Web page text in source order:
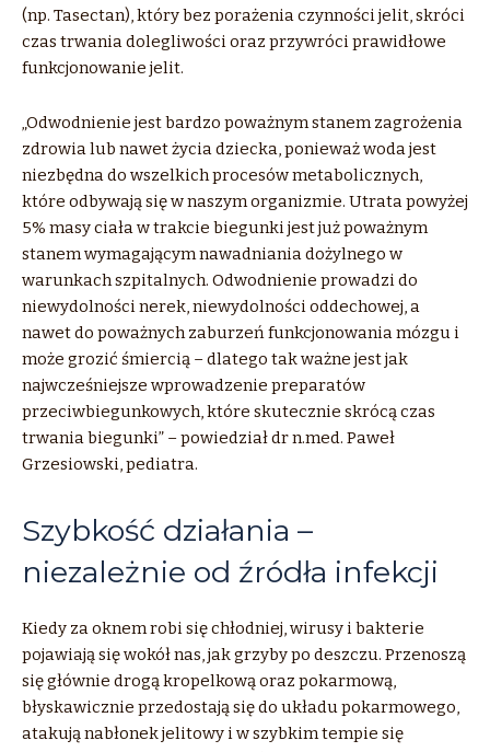
(np. Tasectan), który bez porażenia czynności jelit, skróci
czas trwania dolegliwości oraz przywróci prawidłowe
funkcjonowanie jelit.
„Odwodnienie jest bardzo poważnym stanem zagrożenia
zdrowia lub nawet życia dziecka, ponieważ woda jest
niezbędna do wszelkich procesów metabolicznych,
które odbywają się w naszym organizmie. Utrata powyżej
5% masy ciała w trakcie biegunki jest już poważnym
stanem wymagającym nawadniania dożylnego w
warunkach szpitalnych. Odwodnienie prowadzi do
niewydolności nerek, niewydolności oddechowej, a
nawet do poważnych zaburzeń funkcjonowania mózgu i
może grozić śmiercią – dlatego tak ważne jest jak
najwcześniejsze wprowadzenie preparatów
przeciwbiegunkowych, które skutecznie skrócą czas
trwania biegunki” – powiedział dr n.med. Paweł
Grzesiowski, pediatra.
Szybkość działania –
niezależnie od źródła infekcji
Kiedy za oknem robi się chłodniej, wirusy i bakterie
pojawiają się wokół nas, jak grzyby po deszczu. Przenoszą
się głównie drogą kropelkową oraz pokarmową,
błyskawicznie przedostają się do układu pokarmowego,
atakują nabłonek jelitowy i w szybkim tempie się